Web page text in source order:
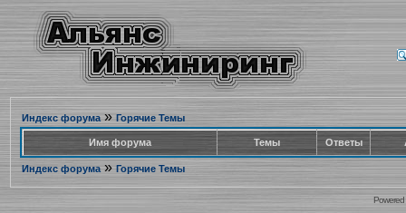
Индекс форума» Горячие Темы
Имя форума Темы Ответы
Индекс форума» Горячие Темы